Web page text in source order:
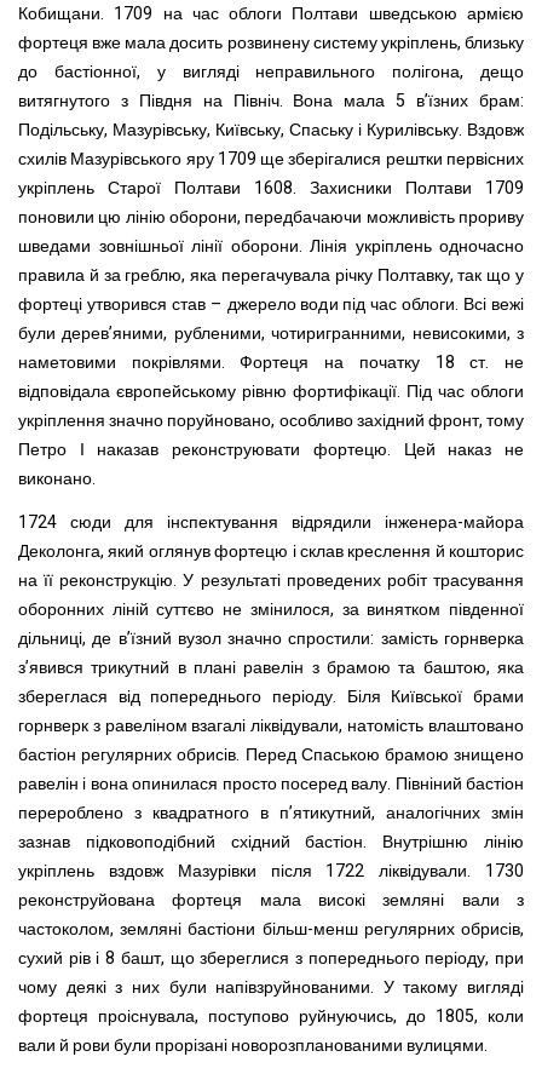
Кобищани. 1709 на час облоги Полтави шведською армією
фортеця вже мала досить розвинену систему укріплень, близьку
до бастіонної, у вигляді неправильного полігона, дещо
витягнутого з Півдня на Північ. Вона мала 5 в’їзних брам:
Подільську, Мазурівську, Київську, Спаську і Курилівську. Вздовж
схилів Мазурівського яру 1709 ще зберігалися рештки первісних
укріплень Старої Полтави 1608. Захисники Полтави 1709
поновили цю лінію оборони, передбачаючи можливість прориву
шведами зовнішньої лінії оборони. Лінія укріплень одночасно
правила й за греблю, яка перегачувала річку Полтавку, так що у
фортеці утворився став – джерело води під час облоги. Всі вежі
були дерев’яними, рубленими, чотиригранними, невисокими, з
наметовими покрівлями. Фортеця на початку 18 ст. не
відповідала європейському рівню фортифікації. Під час облоги
укріплення значно поруйновано, особливо західний фронт, тому
Петро І наказав реконструювати фортецю. Цей наказ не
виконано.
1724 сюди для інспектування відрядили інженера-майора
Деколонга, який оглянув фортецю і склав креслення й кошторис
на її реконструкцію. У результаті проведених робіт трасування
оборонних ліній суттєво не змінилося, за винятком південної
дільниці, де в’їзний вузол значно спростили: замість горнверка
з’явився трикутний в плані равелін з брамою та баштою, яка
збереглася від попереднього періоду. Біля Київської брами
горнверк з равеліном взагалі ліквідували, натомість влаштовано
бастіон регулярних обрисів. Перед Спаською брамою знищено
равелін і вона опинилася просто посеред валу. Півніний бастіон
перероблено з квадратного в п’ятикутний, аналогічних змін
зазнав підковоподібний східний бастіон. Внутрішню лінію
укріплень вздовж Мазурівки після 1722 ліквідували. 1730
реконструйована фортеця мала високі земляні вали з
частоколом, земляні бастіони більш-менш регулярних обрисів,
сухий рів і 8 башт, що збереглися з попереднього періоду, при
чому деякі з них були напівзруйнованими. У такому вигляді
фортеця проіснувала, поступово руйнуючись, до 1805, коли
вали й рови були прорізані новорозпланованими вулицями.